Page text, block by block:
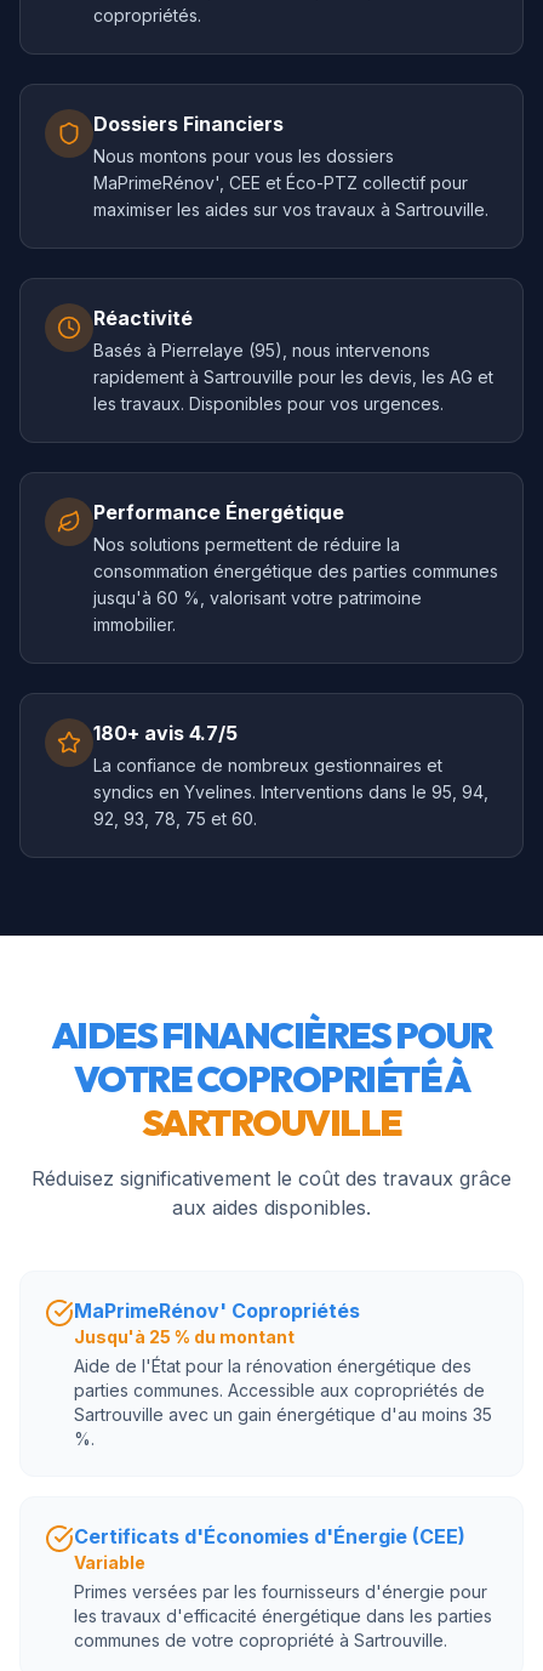
copropriétés.
Dossiers Financiers
Nous montons pour vous les dossiers
MaPrimeRénov', CEE et Éco-PTZ collectif pour
maximiser les aides sur vos travaux à Sartrouville.
Réactivité
Basés à Pierrelaye (95), nous intervenons
rapidement à Sartrouville pour les devis, les AG et
les travaux. Disponibles pour vos urgences.
Performance Énergétique
Nos solutions permettent de réduire la
consommation énergétique des parties communes
jusqu'à 60 %, valorisant votre patrimoine
immobilier.
180+ avis 4.7/5
La confiance de nombreux gestionnaires et
syndics en Yvelines. Interventions dans le 95, 94,
92, 93, 78, 75 et 60.
AIDES FINANCIÈRES POUR
VOTRE COPROPRIÉTÉ À
SARTROUVILLE
Réduisez significativement le coût des travaux grâce
aux aides disponibles.
MaPrimeRénov' Copropriétés
Jusqu'à 25 % du montant
Aide de l'État pour la rénovation énergétique des
parties communes. Accessible aux copropriétés de
Sartrouville avec un gain énergétique d'au moins 35
%.
Certificats d'Économies d'Énergie (CEE)
Variable
Primes versées par les fournisseurs d'énergie pour
les travaux d'efficacité énergétique dans les parties
communes de votre copropriété à Sartrouville.